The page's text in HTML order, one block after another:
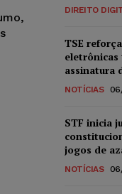
DIREITO
TSE
eletrônicas
assinatura
NOTÍCIAS
STF inicia
jogos de
NOTÍCIAS